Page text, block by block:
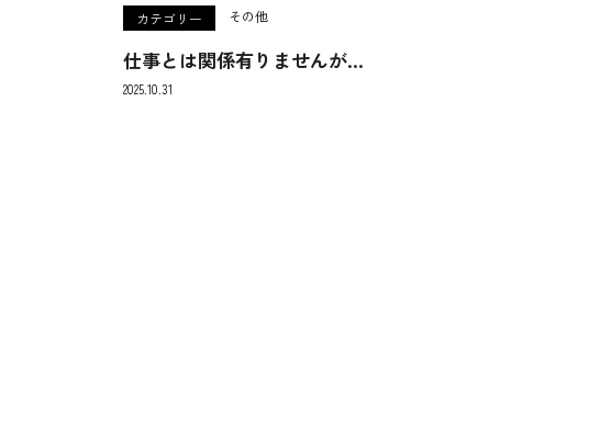
カテゴリー その他
仕事とは関係有りませんが…
2025.10.31